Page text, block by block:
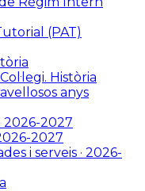
(PAT)
Història
anys
2026-2027
2027
i serveis · 2026-